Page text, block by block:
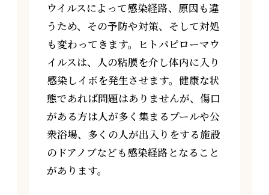
ウイルスによって感染経路、原因も違
うため、その予防や対策、そして対処
も変わってきます。ヒトパピローマウ
イルスは、人の粘膜を介し体内に入り
感染しイボを発生させます。健康な状
態であれば問題はありませんが、傷口
がある方は人が多く集まるプールや公
衆浴場、多くの人が出入りをする施設
のドアノブなども感染経路となること
があります。